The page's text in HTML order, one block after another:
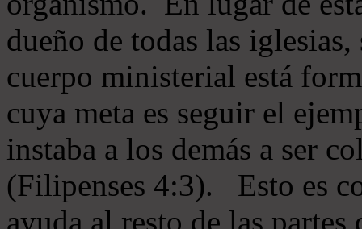
dueño de todas las
cuerpo ministerial está
cuya meta es seguir el
instaba a los demás a ser
(Filipenses 4:3). Esto es
ayuda al resto de las